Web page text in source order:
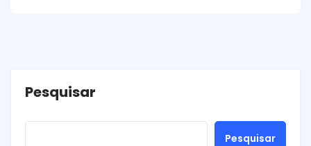
Pesquisar
Pesquisar